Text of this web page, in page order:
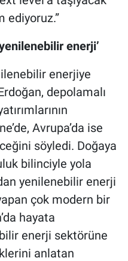
ediyoruz.”
enerji’
enerjiye
depolamalı
Avrupa’da ise
söyledi. Doğaya
bilinciyle yola
yenilenebilir enerji
çok modern bir
hayata
enerji sektörüne
anlatan